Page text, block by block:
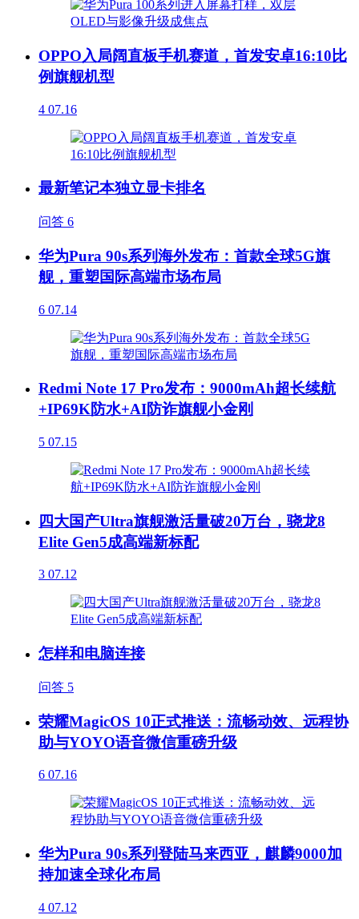
OPPO入局阔直板手机赛道，首发安卓16:10比
例旗舰机型
4 07.16
最新笔记本独立显卡排名
问答 6
华为Pura 90s系列海外发布：首款全球5G旗
舰，重塑国际高端市场布局
6 07.14
Redmi Note 17 Pro发布：9000mAh超长续航
+IP69K防水+AI防诈旗舰小金刚
5 07.15
四大国产Ultra旗舰激活量破20万台，骁龙8
Elite Gen5成高端新标配
3 07.12
怎样和电脑连接
问答 5
荣耀MagicOS 10正式推送：流畅动效、远程协
助与YOYO语音微信重磅升级
6 07.16
华为Pura 90s系列登陆马来西亚，麒麟9000加
持加速全球化布局
4 07.12